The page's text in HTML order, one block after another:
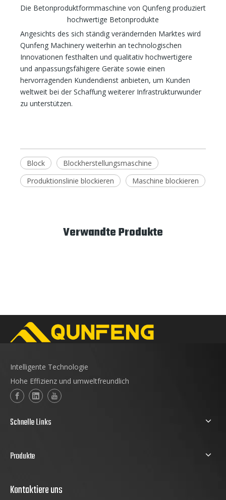
Die Betonproduktformmaschine von Qunfeng produziert
hochwertige Betonprodukte
Angesichts des sich ständig verändernden Marktes wird
Qunfeng Machinery weiterhin an technologischen
Innovationen festhalten und qualitativ hochwertigere
und anpassungsfähigere Geräte sowie einen
hervorragenden Kundendienst anbieten, um Kunden
weltweit bei der Schaffung weiterer Infrastrukturwunder
zu unterstützen.
Block
Blockherstellungsmaschine
Produktionslinie blockieren
Maschine blockieren
Verwandte Produkte
Intelligente Technologie
Hohe Effizienz und umweltfreundlich
Schnelle Links
Produkte
Kontaktiere uns